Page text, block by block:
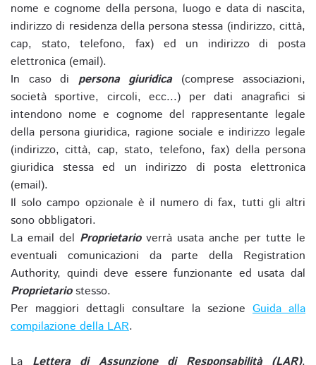
nome e cognome della persona, luogo e data di nascita,
indirizzo di residenza della persona stessa (indirizzo, città,
cap, stato, telefono, fax) ed un indirizzo di posta
elettronica (email).
In caso di persona giuridica(comprese associazioni,
società sportive, circoli, ecc...) per dati anagrafici si
intendono nome e cognome del rappresentante legale
della persona giuridica, ragione sociale e indirizzo legale
(indirizzo, città, cap, stato, telefono, fax) della persona
giuridica stessa ed un indirizzo di posta elettronica
(email).
Il solo campo opzionale è il numero di fax, tutti gli altri
sono obbligatori.
La email del Proprietarioverrà usata anche per tutte le
eventuali comunicazioni da parte della Registration
Authority, quindi deve essere funzionante ed usata dal
Proprietariostesso.
Per maggiori dettagli consultare la sezione Guida alla
compilazione della LAR.